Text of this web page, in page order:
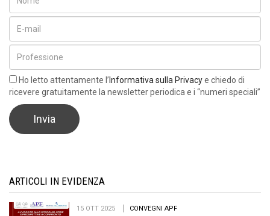
Ho letto attentamente l’ Informativa sulla Privacye chiedo di
ricevere gratuitamente la newsletter periodica e i “numeri speciali”
ARTICOLI IN EVIDENZA
15 OTT 2025 CONVEGNI APF